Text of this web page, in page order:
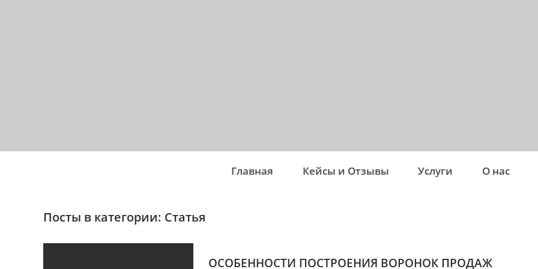
Главная Кейсы и Отзывы Услуги О нас
Посты в категории: Статья
ОСОБЕННОСТИ ПОСТРОЕНИЯ ВОРОНОК ПРОДАЖ